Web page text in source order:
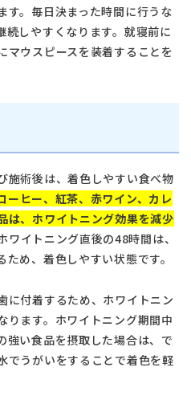
す。毎日決まった時間に行うな
続しやすくなります。就寝前に
マウスピースを装着することを
施術後は、着色しやすい食べ物
ーヒー、紅茶、赤ワイン、カレ
は、ホワイトニング効果を減少
ワイトニング直後の48時間は、
め、着色しやすい状態です。
に付着するため、ホワイトニン
ります。ホワイトニング期間中
強い食品を摂取した場合は、で
でうがいをすることで着色を軽